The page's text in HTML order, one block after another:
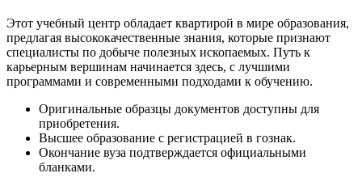
Этот учебный центр обладает квартирой в мире образования,
предлагая высококачественные знания, которые признают
специалисты по добыче полезных ископаемых. Путь к
карьерным вершинам начинается здесь, с лучшими
программами и современными подходами к обучению.
Оригинальные образцы документов доступны для
приобретения.
Высшее образование с регистрацией в гознак.
Окончание вуза подтверждается официальными
бланками.